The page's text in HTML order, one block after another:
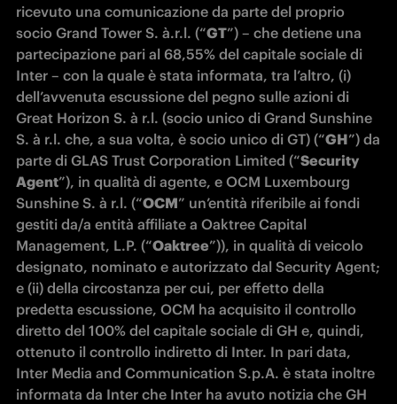
ricevuto una comunicazione da parte del proprio
socio Grand Tower S. à.r.l. (“GT”) – che detiene una
partecipazione pari al 68,55% del capitale sociale di
Inter – con la quale è stata informata, tra l’altro, (i)
dell’avvenuta escussione del pegno sulle azioni di
Great Horizon S. à r.l. (socio unico di Grand Sunshine
S. à r.l. che, a sua volta, è socio unico di GT) (“GH”) da
parte di GLAS Trust Corporation Limited (“Security
Agent”), in qualità di agente, e OCM Luxembourg
Sunshine S. à r.l. (“OCM” un’entità riferibile ai fondi
gestiti da/a entità affiliate a Oaktree Capital
Management, L.P. (“Oaktree”)), in qualità di veicolo
designato, nominato e autorizzato dal Security Agent;
e (ii) della circostanza per cui, per effetto della
predetta escussione, OCM ha acquisito il controllo
diretto del 100% del capitale sociale di GH e, quindi,
ottenuto il controllo indiretto di Inter. In pari data,
Inter Media and Communication S.p.A. è stata inoltre
informata da Inter che Inter ha avuto notizia che GH